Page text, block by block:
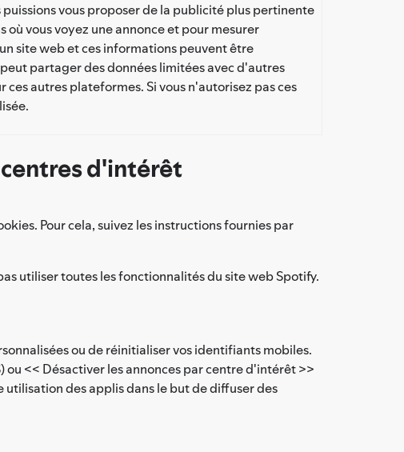
vous proposer de la publicité plus pertinente
vous voyez une annonce et pour mesurer
site web et ces informations peuvent être
partager des données limitées avec d'autres
autres plateformes. Si vous n'autorisez pas ces
centres d'intérêt
Pour cela, suivez les instructions fournies par
utiliser toutes les fonctionnalités du site web Spotify.
ou de réinitialiser vos identifiants mobiles.
ou << Désactiver les annonces par centre d'intérêt >>
des applis dans le but de diffuser des